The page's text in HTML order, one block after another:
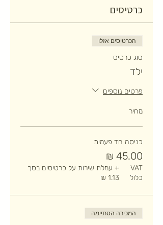
כרטיסים
הכרטיסים אזלו
סוג כרטיס
ילד
פרטים נוספים
מחיר
כניסה חד פעמית
VAT
כלול
+ עמלת שירות על כרטיסים בסך
‏1.13 ‏₪
המכירה הסתיימה